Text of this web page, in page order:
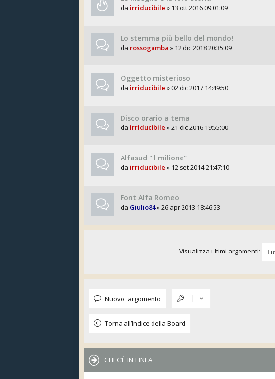
da irriducibile » 13 ott 2016 09:01:09
Lo stemma più bello del mondo!
da rossogamba » 12 dic 2018 20:35:09
Oggetto misterioso
da irriducibile » 02 dic 2017 14:49:50
Disco orario a tema
da irriducibile » 21 dic 2016 19:55:00
Alfasud "il milione"
da irriducibile » 12 set 2014 21:47:10
Font Alfa Romeo
da Giulio84» 26 apr 2013 18:46:53
Visualizza ultimi argomenti:
Nuovo argomento
Torna all’Indice della Board
CHI C’È IN LINEA